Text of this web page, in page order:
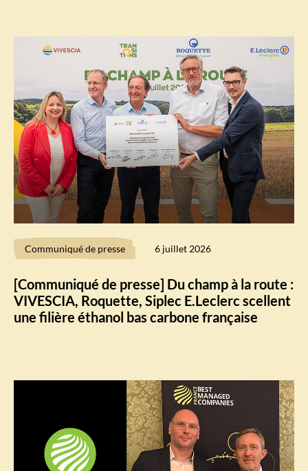
Communiqué de presse 6 juillet 2026
[Communiqué de presse] Du champ à la route :
VIVESCIA, Roquette, Siplec E.Leclerc scellent
une filière éthanol bas carbone française